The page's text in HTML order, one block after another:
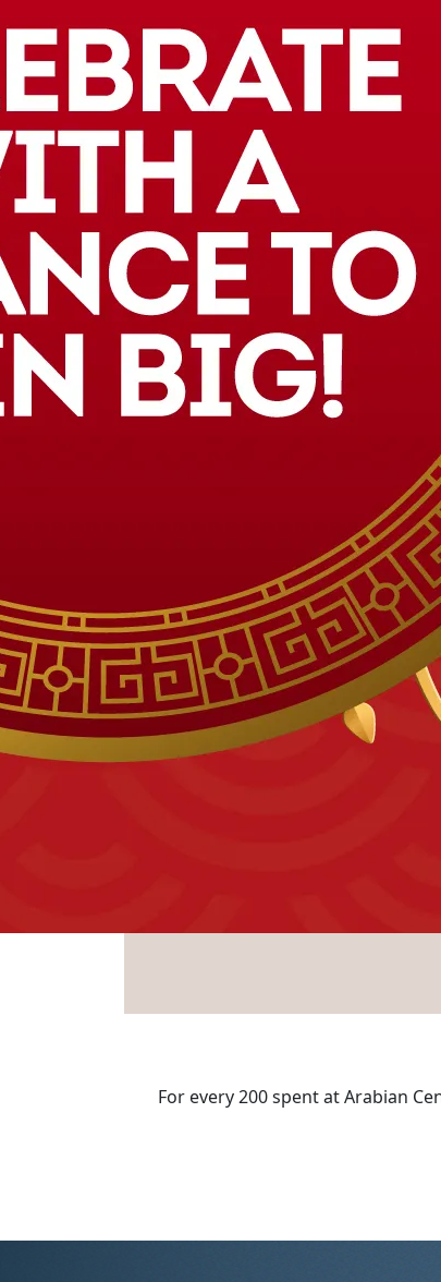
For every 200 spent at Arabian